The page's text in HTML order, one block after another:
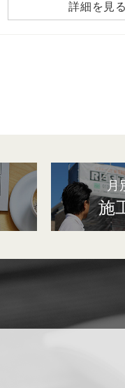
詳細を見る
月
施